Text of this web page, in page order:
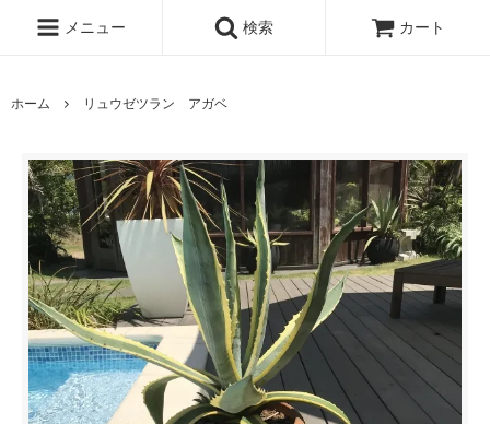
メニュー 検索 カート
ホーム リュウゼツラン アガベ